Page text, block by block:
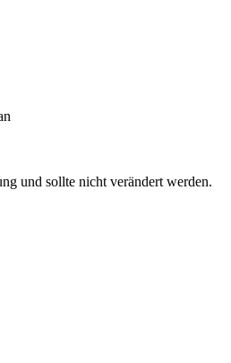
und sollte nicht verändert werden.